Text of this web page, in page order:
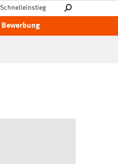
Schnelleinstieg
Bewerbung